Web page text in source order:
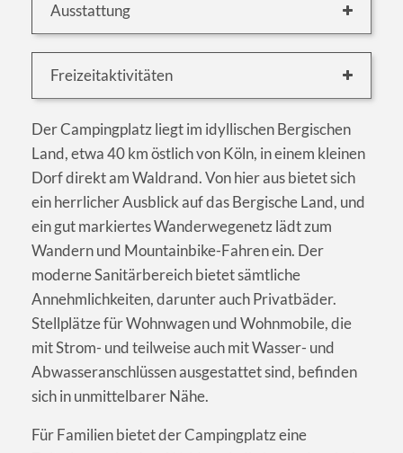
Ausstattung
Freizeitaktivitäten
Der Campingplatz liegt im idyllischen Bergischen
Land, etwa 40 km östlich von Köln, in einem kleinen
Dorf direkt am Waldrand. Von hier aus bietet sich
ein herrlicher Ausblick auf das Bergische Land, und
ein gut markiertes Wanderwegenetz lädt zum
Wandern und Mountainbike-Fahren ein. Der
moderne Sanitärbereich bietet sämtliche
Annehmlichkeiten, darunter auch Privatbäder.
Stellplätze für Wohnwagen und Wohnmobile, die
mit Strom- und teilweise auch mit Wasser- und
Abwasseranschlüssen ausgestattet sind, befinden
sich in unmittelbarer Nähe.
Für Familien bietet der Campingplatz eine